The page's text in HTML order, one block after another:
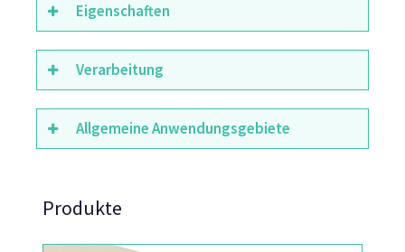
Eigenschaften
Verarbeitung
Allgemeine Anwendungsgebiete
Produkte